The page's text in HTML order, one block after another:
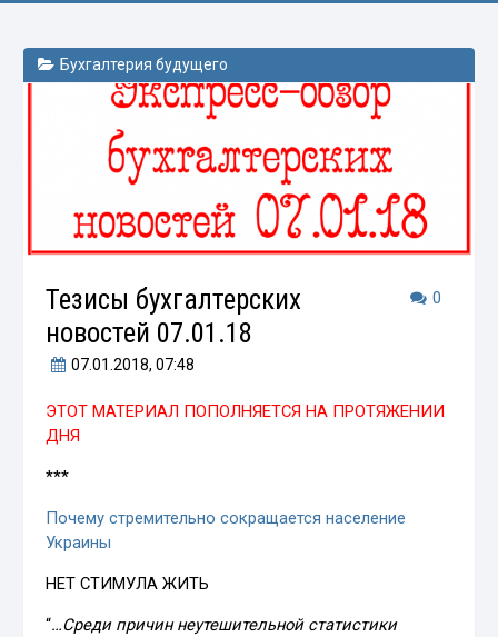
Бухгалтерия будущего
0
Тезисы бухгалтерских
новостей 07.01.18
07.01.2018, 07:48
ЭТОТ МАТЕРИАЛ ПОПОЛНЯЕТСЯ НА ПРОТЯЖЕНИИ
ДНЯ
***
Почему стремительно сокращается население
Украины
НЕТ СТИМУЛА ЖИТЬ
“…Среди причин неутешительной статистики